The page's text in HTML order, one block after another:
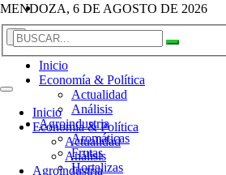
MENDOZA, 6 DE AGOSTO DE 2026
Inicio
Economía & Política
Actualidad
Análisis
Agroindustria
×
Inicio
Economía & Política
Actualidad
Análisis
Agroindustria
Aromáticas
Frutas
Hortalizas